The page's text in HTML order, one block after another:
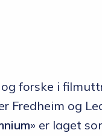
forske i
Fredheim og
» er laget